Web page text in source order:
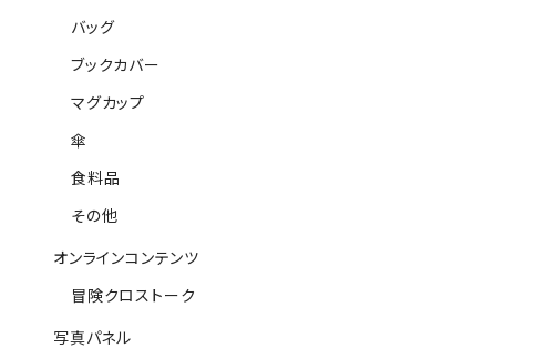
バッグ
ブックカバー
マグカップ
傘
食料品
その他
オンラインコンテンツ
冒険クロストーク
写真パネル